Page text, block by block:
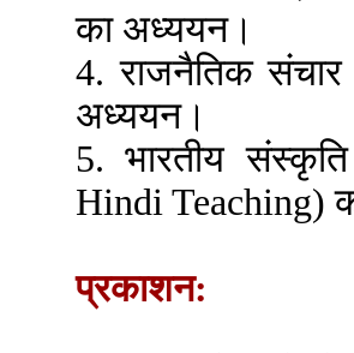
का अध्ययन।
4. राजनैतिक
अध्ययन।
5. भारतीय
Hindi Teaching)
प्रकाशन: